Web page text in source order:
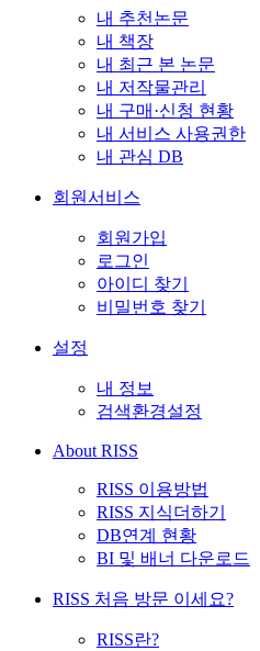
내 추천논문
내 책장
내 최근 본 논문
내 저작물관리
내 구매·신청 현황
내 서비스 사용권한
내 관심 DB
회원서비스
회원가입
로그인
아이디 찾기
비밀번호 찾기
설정
내 정보
검색환경설정
About RISS
RISS 이용방법
RISS 지식더하기
DB연계 현황
BI 및 배너 다운로드
RISS 처음 방문 이세요?
RISS란?